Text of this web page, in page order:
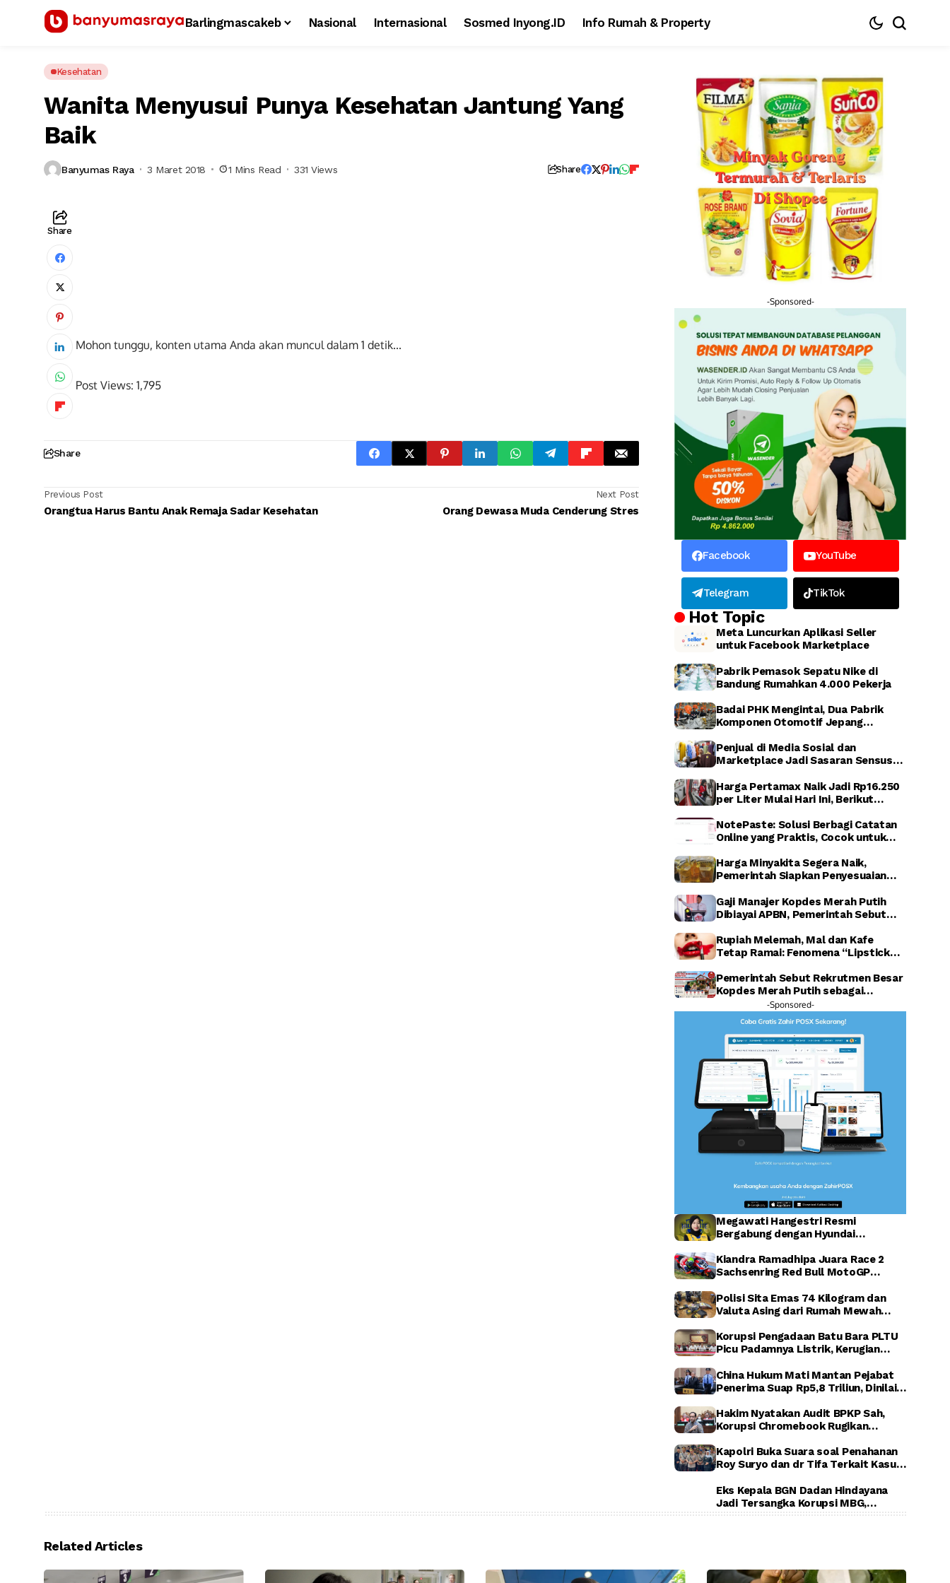
Barlingmascakeb Nasional Internasional Sosmed Inyong.ID Info Rumah & Property
Kesehatan
Wanita Menyusui Punya Kesehatan Jantung Yang
Baik
Banyumas Raya 3 Maret 2018 1 Mins Read 331 Views Share
Share
Mohon tunggu, konten utama Anda akan muncul dalam 0detik...
Post Views: 1,795
Share
Previous Post
Orangtua Harus Bantu Anak Remaja Sadar Kesehatan
Next Post
Orang Dewasa Muda Cenderung Stres
-Sponsored-
Facebook YouTube
Telegram TikTok
Hot Topic
Meta Luncurkan Aplikasi Seller
untuk Facebook Marketplace
Pabrik Pemasok Sepatu Nike di
Bandung Rumahkan 4.000 Pekerja
Badai PHK Mengintai, Dua Pabrik
Komponen Otomotif Jepang
Penjual di Media Sosial dan
Marketplace Jadi Sasaran Sensus
Harga Pertamax Naik Jadi Rp16.250
per Liter Mulai Hari Ini, Berikut
NotePaste: Solusi Berbagi Catatan
Online yang Praktis, Cocok untuk
Harga Minyakita Segera Naik,
Pemerintah Siapkan Penyesuaian
Gaji Manajer Kopdes Merah Putih
Dibiayai APBN, Pemerintah Sebut
Rupiah Melemah, Mal dan Kafe
Tetap Ramai: Fenomena “Lipstick
Pemerintah Sebut Rekrutmen Besar
Kopdes Merah Putih sebagai
Investasi SDM Raksasa
-Sponsored-
Megawati Hangestri Resmi
Bergabung dengan Hyundai
Sambut Penuh Harapan
Kiandra Ramadhipa Juara Race 2
Sachsenring Red Bull MotoGP
Berkumandang di Jerman
Polisi Sita Emas 74 Kilogram dan
Valuta Asing dari Rumah Mewah
ASABRI, dan Krakatau Steel
Korupsi Pengadaan Batu Bara PLTU
Picu Padamnya Listrik, Kerugian
China Hukum Mati Mantan Pejabat
Penerima Suap Rp5,8 Triliun, Dinilai
Hakim Nyatakan Audit BPKP Sah,
Korupsi Chromebook Rugikan
Kapolri Buka Suara soal Penahanan
Roy Suryo dan dr Tifa Terkait Kasus
Eks Kepala BGN Dadan Hindayana
Jadi Tersangka Korupsi MBG,
Related Articles